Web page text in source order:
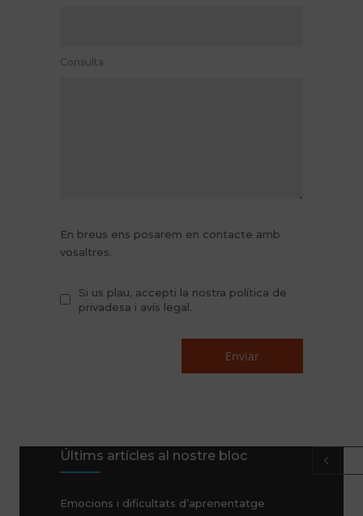
Consulta
En breus ens posarem en contacte amb
vosaltres.
Si us plau, accepti la nostra política de
privadesa i avís legal.
Últims artícles al nostre bloc
Emocions i dificultats d’aprenentatge